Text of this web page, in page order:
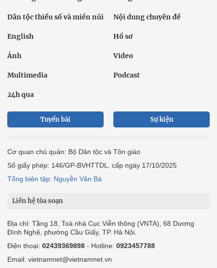
Dân tộc thiểu số và miền núi Nội dung chuyên đề
English Hồ sơ
Ảnh Video
Multimedia Podcast
24h qua
Tuyến bài Sự kiện
Cơ quan chủ quản: Bộ Dân tộc và Tôn giáo
Số giấy phép: 146/GP-BVHTTDL, cấp ngày 17/10/2025
Tổng biên tập: Nguyễn Văn Bá
Liên hệ tòa soạn
Địa chỉ: Tầng 18, Toà nhà Cục Viễn thông (VNTA), 68 Dương
Đình Nghệ, phường Cầu Giấy, TP. Hà Nội.
Điện thoại: 02439369898 - Hotline: 0923457788
Email: vietnamnet@vietnamnet.vn